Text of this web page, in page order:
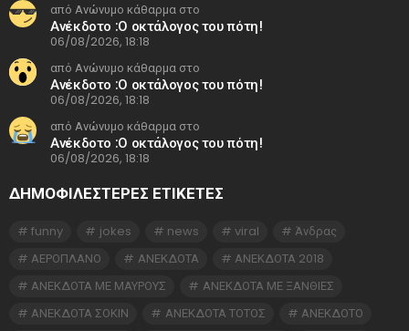
από Ανώνυμο κάθαρμα στο
Ανέκδοτο :Ο οκτάλογος του πότη!
06/08/2026, 18:18
από Ανώνυμο κάθαρμα στο
Ανέκδοτο :Ο οκτάλογος του πότη!
06/08/2026, 18:18
από Ανώνυμο κάθαρμα στο
Ανέκδοτο :Ο οκτάλογος του πότη!
06/08/2026, 18:18
ΔΗΜΟΦΙΛΕΣΤΕΡΕΣ ΕΤΙΚΈΤΕΣ
funny jokes news viral
Άνδρας
ΑΕΡΟΠΛΑΝΟ
ΑΝΕΚΔΟΤΑ
ΑΝΕΚΔΟΤΑ 2018
ΑΝΕΚΔΟΤΑ ΜΕ ΜΑΥΡΟΥΣ
ΑΝΕΚΔΟΤΑ ΜΕ ΞΑΝΘΙΕΣ
ΑΝΕΚΔΟΤΑ ΣΟΚΙΝ
ΑΝΕΚΔΟΤΑ ΤΟΤΟΣ
ΑΝΕΚΔΟΤΟ